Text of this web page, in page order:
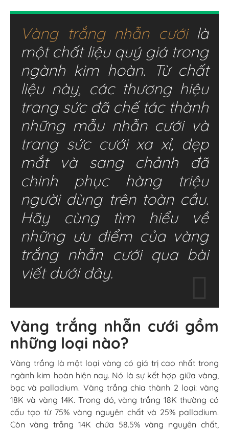
Vàng trắng nhẫn cướilà
một chất liệu quý giá trong
ngành kim hoàn. Từ chất
liệu này, các thương hiệu
trang sức đã chế tác thành
những mẫu nhẫn cưới và
trang sức cưới xa xỉ, đẹp
mắt và sang chảnh đã
chinh phục hàng triệu
người dùng trên toàn cầu.
Hãy cùng tìm hiểu về
những ưu điểm của vàng
trắng nhẫn cưới qua bài
viết dưới đây.
Vàng trắng nhẫn cưới gồm
những loại nào?
Vàng trắng là một loại vàng có giá trị cao nhất trong
ngành kim hoàn hiện nay. Nó là sự kết hợp giữa vàng,
bạc và palladium. Vàng trắng chia thành 2 loại: vàng
18K và vàng 14K. Trong đó, vàng trắng 18K thường có
cấu tạo từ 75% vàng nguyên chất và 25% palladium.
Còn vàng trắng 14K chứa 58.5% vàng nguyên chất,